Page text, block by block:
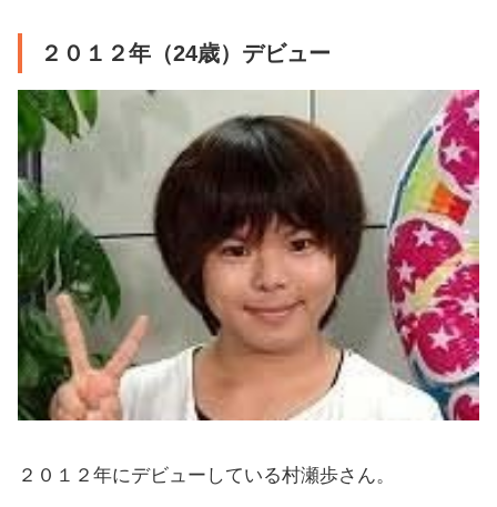
２０１２年（24歳）デビュー
２０１２年にデビューしている村瀬歩さん。